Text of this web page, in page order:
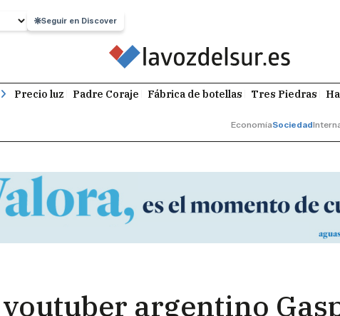
Seguir en Discover
Precio luz Padre Coraje Fábrica de botellas Tres Piedras
EconomíaSociedad
argentino